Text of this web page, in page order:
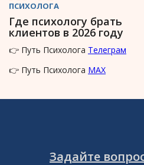
ПСИХОЛОГА
Где психологу брать
клиентов в 2026 году
👉 Путь Психолога Телеграм
👉 Путь Психолога MAX
Задайте